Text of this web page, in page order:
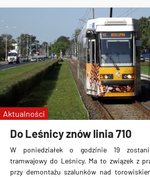
Do Leśnicy znów linia 710
W poniedziałek o godzinie 19
tramwajowy do Leśnicy. Ma to związek z
przy demontażu szalunków nad
Aktualności